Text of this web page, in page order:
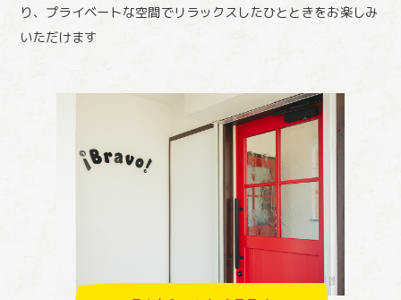
り、プライベートな空間でリラックスしたひとときをお楽しみ
いただけます